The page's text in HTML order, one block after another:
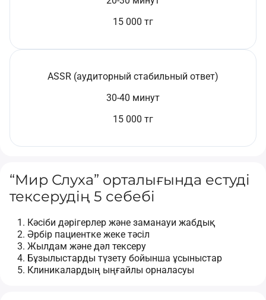
15 000 тг
ASSR (аудиторный стабильный ответ)
30-40 минут
15 000 тг
“Мир Слуха” орталығында естуді
тексерудің 5 себебі
Кәсіби дәрігерлер және заманауи жабдық
Әрбір пациентке жеке тәсіл
Жылдам және дәл тексеру
Бұзылыстарды түзету бойынша ұсыныстар
Клиникалардың ыңғайлы орналасуы